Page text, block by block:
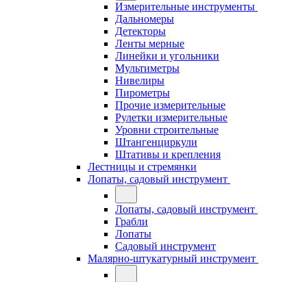
Измерительные инструменты
Дальномеры
Детекторы
Ленты мерные
Линейки и угольники
Мультиметры
Нивелиры
Пирометры
Прочие измерительные
Рулетки измерительные
Уровни строительные
Штангенциркули
Штативы и крепления
Лестницы и стремянки
Лопаты, садовый инструмент
Лопаты, садовый инструмент
Грабли
Лопаты
Садовый инструмент
Малярно-штукатурный инструмент